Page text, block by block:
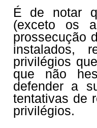
É de notar
(exceto os
prossecução
instalados,
privilégios
que não
defender a
tentativas de
privilégios.